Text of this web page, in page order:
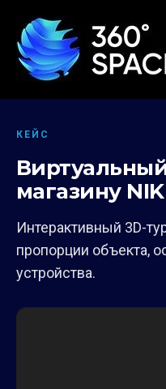
КЕЙС
магазину
Интерактивный 3D-
пропорции объекта,
устройства.